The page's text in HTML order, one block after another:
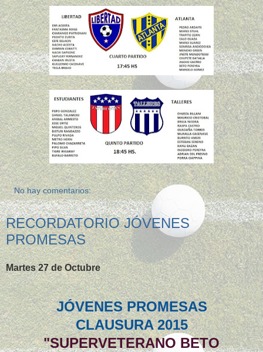
No hay comentarios:
RECORDATORIO JÓVENES
PROMESAS
Martes 27 de Octubre
JÓVENES PROMESAS
CLAUSURA 2015
"SUPERVETERANO BETO